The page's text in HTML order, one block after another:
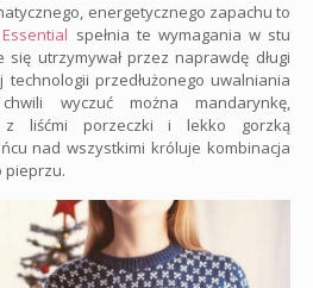
energetycznego zapachu to
spełnia te wymagania w stu
utrzymywał przez naprawdę długi
przedłużonego uwalniania
wyczuć można mandarynkę,
z liśćmi porzeczki i lekko gorzką
nad wszystkimi króluje kombinacja
pieprzu.